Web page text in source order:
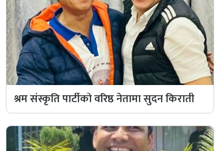
श्रम संस्कृति पार्टीको वरिष्ठ नेतामा सुदन किराती